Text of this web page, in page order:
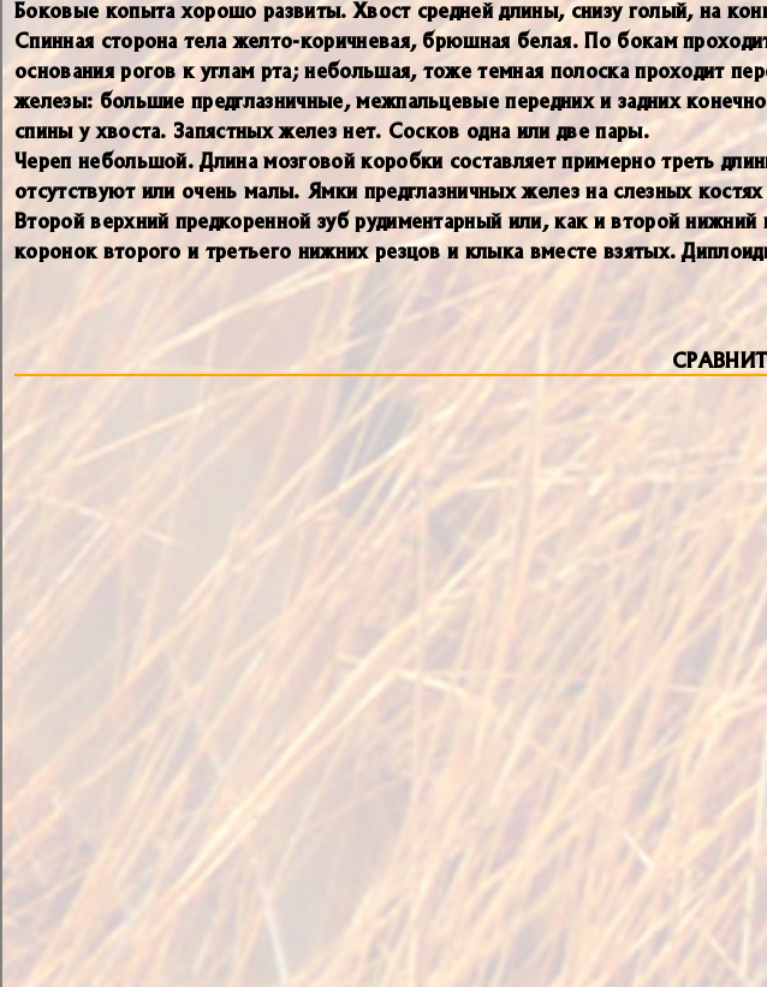
Боковые копыта хорошо развиты. Хвост средней длины, снизу голый, на
Спинная сторона тела желто-коричневая, брюшная белая. По бокам
основания рогов к углам рта; небольшая, тоже темная полоска проходит
железы: большие предглазничные, межпальцевые передних и задних
спины у хвоста. Запястных желез нет. Сосков одна или две пары.
Череп небольшой. Длина мозговой коробки составляет примерно треть
отсутствуют или очень малы. Ямки предглазничных желез на слезных
Второй верхний предкоренной зуб рудиментарный или, как и второй
коронок второго и третьего нижних резцов и клыка вместе взятых.